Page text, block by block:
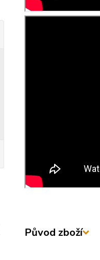
Původ zboží